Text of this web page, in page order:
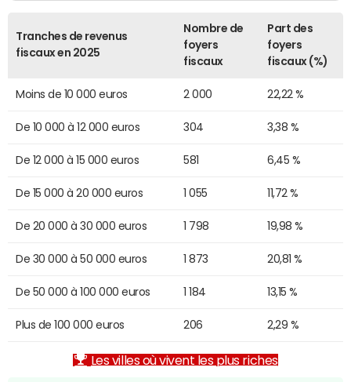
Tranches de revenus
fiscaux en 2025
Nombre de
foyers
fiscaux
Part des
foyers
fiscaux (%)
Moins de 10 000 euros 2 000 22,22 %
De 10 000 à 12 000 euros 304 3,38 %
De 12 000 à 15 000 euros 581 6,45 %
De 15 000 à 20 000 euros 1 055 11,72 %
De 20 000 à 30 000 euros 1 798 19,98 %
De 30 000 à 50 000 euros 1 873 20,81 %
De 50 000 à 100 000 euros 1 184 13,15 %
Plus de 100 000 euros 206 2,29 %
Les villes où vivent les plus riches